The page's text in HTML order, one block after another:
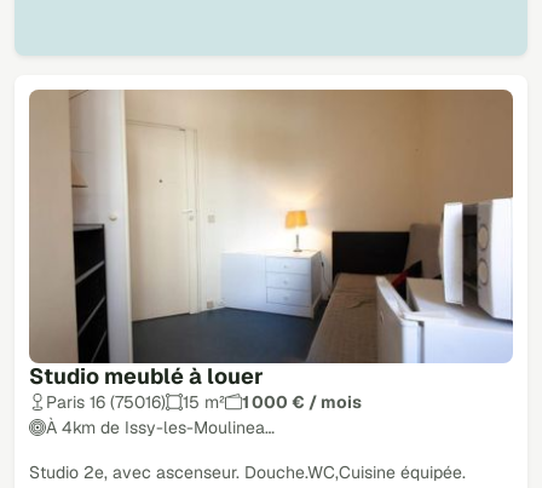
Studio meublé à louer
Paris 16 (75016) 15 m²
1 000 € / mois
À 4km de Issy-les-Moulinea…
Studio 2e, avec ascenseur. Douche.WC,Cuisine équipée.